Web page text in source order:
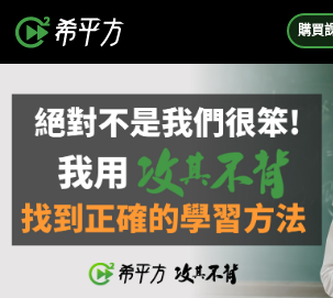
購買